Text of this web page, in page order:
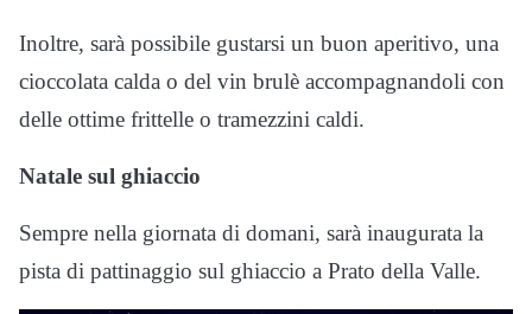
Inoltre, sarà possibile gustarsi un buon aperitivo, una
cioccolata calda o del vin brulè accompagnandoli con
delle ottime frittelle o tramezzini caldi.
Natale sul ghiaccio
Sempre nella giornata di domani, sarà inaugurata la
pista di pattinaggio sul ghiaccio a Prato della Valle.